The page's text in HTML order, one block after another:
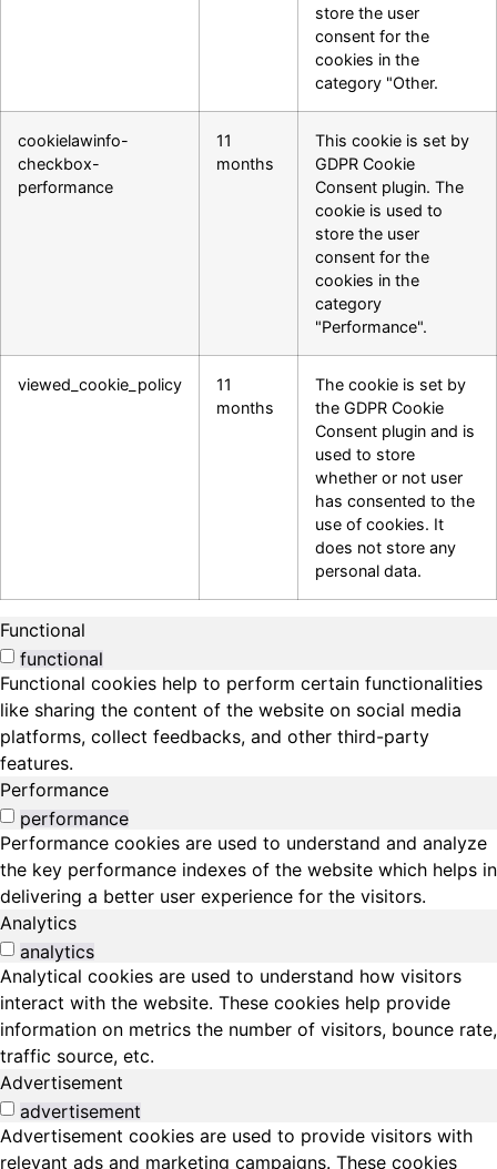
store the user
consent for the
cookies in the
category "Other.
cookielawinfo-
checkbox-
performance
11
months
This cookie is set by
GDPR Cookie
Consent plugin. The
cookie is used to
store the user
consent for the
cookies in the
category
"Performance".
viewed_cookie_policy
11
months
The cookie is set by
the GDPR Cookie
Consent plugin and is
used to store
whether or not user
has consented to the
use of cookies. It
does not store any
personal data.
Functional
functional
Functional cookies help to perform certain functionalities
like sharing the content of the website on social media
platforms, collect feedbacks, and other third-party
features.
Performance
performance
Performance cookies are used to understand and analyze
the key performance indexes of the website which helps in
delivering a better user experience for the visitors.
Analytics
analytics
Analytical cookies are used to understand how visitors
interact with the website. These cookies help provide
information on metrics the number of visitors, bounce rate,
traffic source, etc.
Advertisement
advertisement
Advertisement cookies are used to provide visitors with
relevant ads and marketing campaigns. These cookies